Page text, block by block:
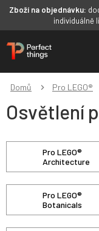
Zboží na objednávku:
individuálně
na
obsah
Domů Pro LEGO®
Osvětlení
Pro LEGO®
Architecture
Pro LEGO®
Botanicals